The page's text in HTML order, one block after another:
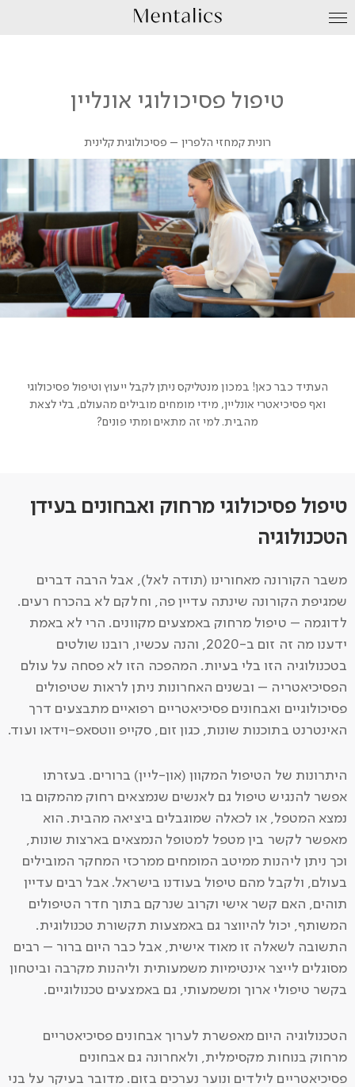
העתיד כבר כאן! במכון מנטליקס ניתן לקבל ייעוץ וטיפול פסיכולוגי
ואף פסיכיאטרי אונליין, מידי מומחים מובילים מהעולם, בלי לצאת
מהבית. למי זה מתאים ומתי פונים?
רונית קמחזי הלפרין – פסיכולוגית קלינית
טיפול פסיכולוגי אונליין
טיפול פסיכולוגי מרחוק ואבחונים בעידן
הטכנולוגיה
משבר הקורונה מאחורינו (תודה לאל), אבל הרבה דברים
שמגיפת הקורונה שינתה עדיין פה, וחלקם לא בהכרח רעים.
לדוגמה – טיפול מרחוק באמצעים מקוונים. הרי לא באמת
ידענו מה זה זום ב-2020, והנה עכשיו, רובנו שולטים
בטכנולוגיה הזו בלי בעיות. המהפכה הזו לא פסחה על עולם
הפסיכיאטריה – ובשנים האחרונות ניתן לראות שטיפולים
פסיכולוגיים ואבחונים פסיכיאטריים רפואיים מתבצעים דרך
האינטרנט בתוכנות שונות, כגון זום, סקייפ ווטסאפ-וידאו ועוד.
היתרונות של הטיפול המקוון (און-ליין) ברורים. בעזרתו
אפשר להנגיש טיפול גם לאנשים שנמצאים רחוק מהמקום בו
נמצא המטפל, או לכאלה שמוגבלים ביציאה מהבית. הוא
מאפשר לקשר בין מטפל למטופל הנמצאים בארצות שונות,
וכך ניתן ליהנות ממיטב המומחים ממרכזי המחקר המובילים
בעולם, ולקבל מהם טיפול בעודנו בישראל. אבל רבים עדיין
תוהים, האם קשר אישי וקרוב שנרקם בתוך חדר הטיפולים
המשותף, יכול להיווצר גם באמצעות תקשורת טכנולוגית.
התשובה לשאלה זו מאוד אישית, אבל כבר היום ברור – רבים
מסוגלים לייצר אינטימיות משמעותית וליהנות מקרבה וביטחון
בקשר טיפולי ארוך ומשמעותי, גם באמצעים טכנולוגיים.
הטכנולוגיה היום מאפשרת לערוך אבחונים פסיכיאטריים
מרחוק בנוחות מקסימלית, ולאחרונה גם אבחונים
פסיכיאטריים לילדים ונוער נערכים בזום. מדובר בעיקר על בני